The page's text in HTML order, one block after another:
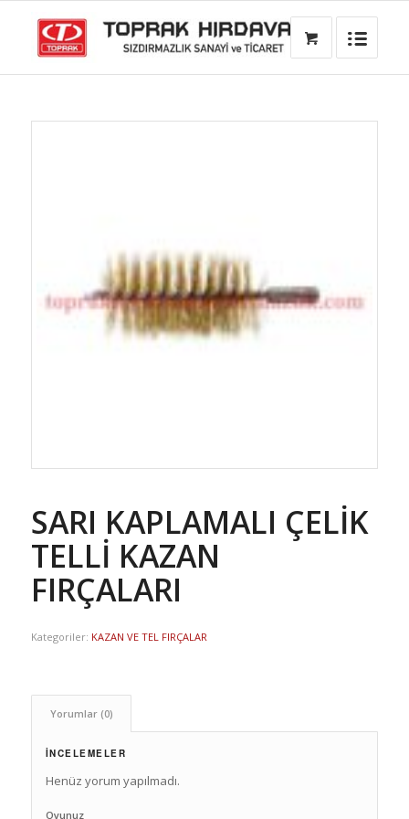
SARI KAPLAMALI ÇELİK
TELLİ KAZAN
FIRÇALARI
Kategoriler: KAZAN VE TEL FIRÇALAR
Yorumlar (0)
İNCELEMELER
Henüz yorum yapılmadı.
Oyunuz